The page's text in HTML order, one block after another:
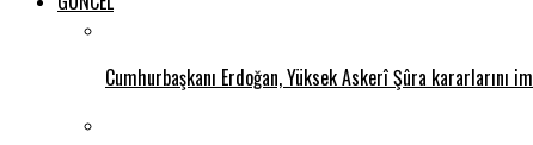
Cumhurbaşkanı Erdoğan, Yüksek Askerî Şûra kararlarını